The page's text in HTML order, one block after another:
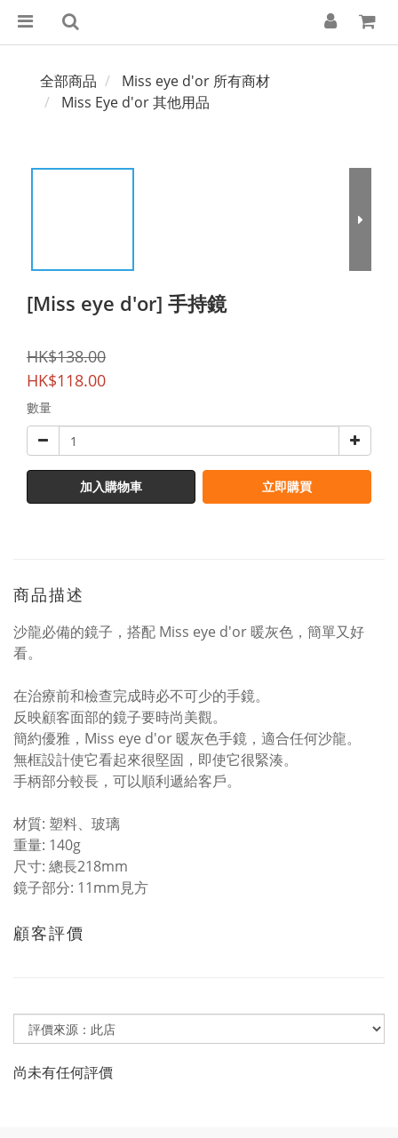
全部商品
Miss eye d'or 所有商材
Miss Eye d'or 其他用品
[Miss eye d'or] 手持鏡
HK$138.00
HK$118.00
數量
加入購物車 立即購買
商品描述
沙龍必備的鏡子，搭配 Miss eye d'or 暖灰色，簡單又好
看。
在治療前和檢查完成時必不可少的手鏡。
反映顧客面部的鏡子要時尚美觀。
簡約優雅，Miss eye d'or 暖灰色手鏡，適合任何沙龍。
無框設計使它看起來很堅固，即使它很緊湊。
手柄部分較長，可以順利遞給客戶。
材質: 塑料、玻璃
重量: 140g
尺寸: 總長218mm
鏡子部分: 11mm見方
顧客評價
尚未有任何評價